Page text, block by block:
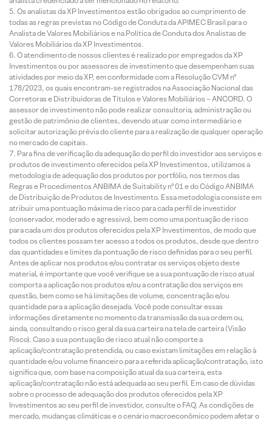
Os analistas da XP Investimentos estão obrigados ao cumprimento de
todas as regras previstas no Código de Conduta da APIMEC Brasil para o
Analista de Valores Mobiliários e na Política de Conduta dos Analistas de
Valores Mobiliários da XP Investimentos.
O atendimento de nossos clientes é realizado por empregados da XP
Investimentos ou por assessores de investimento que desempenham suas
atividades por meio da XP, em conformidade com a Resolução CVM nº
178/2023, os quais encontram-se registrados na Associação Nacional das
Corretoras e Distribuidoras de Títulos e Valores Mobiliários – ANCORD. O
assessor de investimento não pode realizar consultoria, administração ou
gestão de patrimônio de clientes, devendo atuar como intermediário e
solicitar autorização prévia do cliente para a realização de qualquer operação
no mercado de capitais.
Para fins de verificação da adequação do perfil do investidor aos serviços e
produtos de investimento oferecidos pela XP Investimentos, utilizamos a
metodologia de adequação dos produtos por portfólio, nos termos das
Regras e Procedimentos ANBIMA de Suitability nº 01 e do Código ANBIMA
de Distribuição de Produtos de Investimento. Essa metodologia consiste em
atribuir uma pontuação máxima de risco para cada perfil de investidor
(conservador, moderado e agressivo), bem como uma pontuação de risco
para cada um dos produtos oferecidos pela XP Investimentos, de modo que
todos os clientes possam ter acesso a todos os produtos, desde que dentro
das quantidades e limites da pontuação de risco definidas para o seu perfil.
Antes de aplicar nos produtos e/ou contratar os serviços objeto deste
material, é importante que você verifique se a sua pontuação de risco atual
comporta a aplicação nos produtos e/ou a contratação dos serviços em
questão, bem como se há limitações de volume, concentração e/ou
quantidade para a aplicação desejada. Você pode consultar essas
informações diretamente no momento da transmissão da sua ordem ou,
ainda, consultando o risco geral da sua carteira na tela de carteira (Visão
Risco). Caso a sua pontuação de risco atual não comporte a
aplicação/contratação pretendida, ou caso existam limitações em relação à
quantidade e/ou volume financeiro para a referida aplicação/contratação, isto
significa que, com base na composição atual da sua carteira, esta
aplicação/contratação não está adequada ao seu perfil. Em caso de dúvidas
sobre o processo de adequação dos produtos oferecidos pela XP
Investimentos ao seu perfil de investidor, consulte o FAQ. As condições de
mercado, mudanças climáticas e o cenário macroeconômico podem afetar o